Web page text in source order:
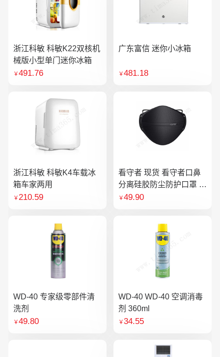
浙江科敏 科敏K22双核机
械版小型单门迷你冰箱
￥491.76
广东富信 迷你小冰箱
￥481.18
浙江科敏 科敏K4车载冰
箱车家两用
￥210.59
看守者 现货 看守者口鼻
分离硅胶防尘防护口罩 1
个口罩含10片滤芯
￥49.90
WD-40 专家级零部件清
洗剂
￥49.80
WD-40 WD-40 空调消毒
剂 360ml
￥34.55